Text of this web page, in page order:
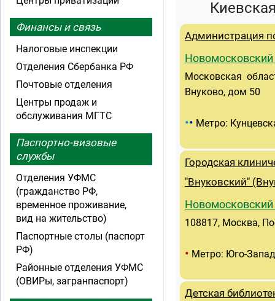
Администрация
Московская
Внуково, дом 50
•• Метро:
Городская
"Внуковский"
108817, Москва,
• Метро: Юго-
Детская
Финансы и связь
Налоговые инспекции
Отделения Сбербанка РФ
Почтовые отделения
Центры продаж и
обслуживания МГТС
Паспортно-визовые
службы
Отделения УФМС
(гражданство РФ,
временное проживание,
вид на жительство)
Паспортные столы (паспорт
РФ)
Районные отделения УФМС
(ОВИРы, загранпаспорт)